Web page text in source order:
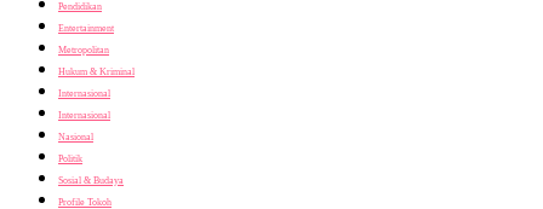
Pendidikan
Entertainment
Metropolitan
Hukum & Kriminal
Internasional
Internasional
Nasional
Politik
Sosial & Budaya
Profile Tokoh